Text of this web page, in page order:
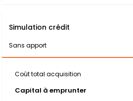
Simulation crédit
Sans apport
Coût total acquisition
Capital à emprunter